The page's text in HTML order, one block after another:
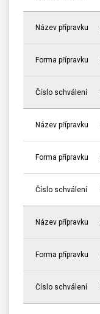
Název přípravku
Forma přípravku
Číslo schválení
Název přípravku
Forma přípravku
Číslo schválení
Název přípravku
Forma přípravku
Číslo schválení